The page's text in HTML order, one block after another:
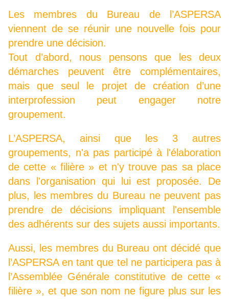
Les membres du Bureau de l’ASPERSA
viennent de se réunir une nouvelle fois pour
prendre une décision.
Tout d’abord, nous pensons que les deux
démarches peuvent être complémentaires,
mais que seul le projet de création d’une
interprofession peut engager notre
groupement.
L’ASPERSA, ainsi que les 3 autres
groupements, n'a pas participé à l'élaboration
de cette « filière » et n'y trouve pas sa place
dans l'organisation qui lui est proposée. De
plus, les membres du Bureau ne peuvent pas
prendre de décisions impliquant l'ensemble
des adhérents sur des sujets aussi importants.
Aussi, les membres du Bureau ont décidé que
l’ASPERSA en tant que tel ne participera pas à
l’Assemblée Générale constitutive de cette «
filière », et que son nom ne figure plus sur les